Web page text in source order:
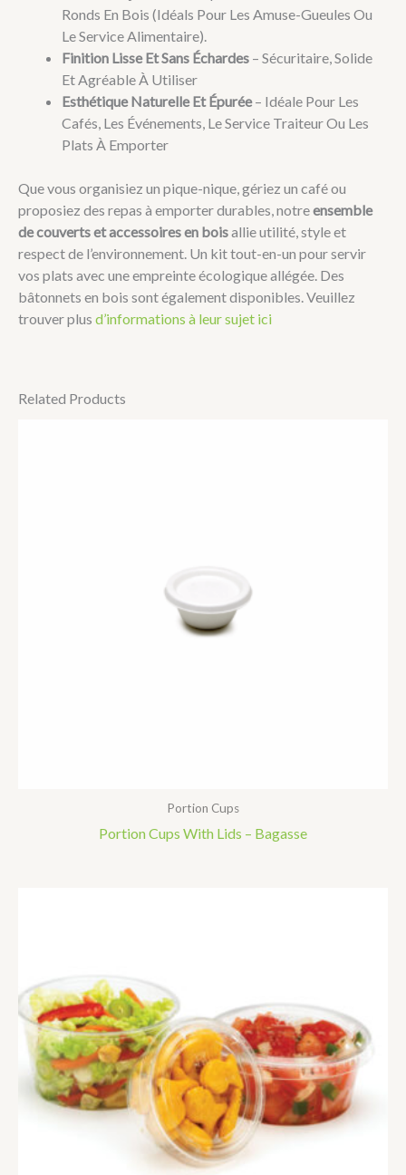
Ronds En Bois (idéals Pour Les Amuse-Gueules Ou
Le Service Alimentaire).
Finition Lisse Et Sans Échardes – Sécuritaire, Solide
Et Agréable À Utiliser
Esthétique Naturelle Et Épurée– Idéale Pour Les
Cafés, Les Événements, Le Service Traiteur Ou Les
Plats À Emporter
Que vous organisiez un pique-nique, gériez un café ou
proposiez des repas à emporter durables, notreensemble
de couverts et accessoires en boisallie utilité, style et
respect de l’environnement. Un kit tout-en-un pour servir
vos plats avec une empreinte écologique allégée. Des
bâtonnets en bois sont également disponibles. Veuillez
trouver plus d’informations à leur sujet ici
Related Products
Portion Cups
Portion Cups With Lids – Bagasse